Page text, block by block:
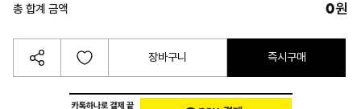
총 합계 금액 0원
장바구니 즉시구매